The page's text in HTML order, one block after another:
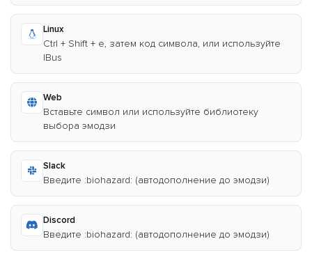
Linux
Ctrl + Shift + e, затем код символа, или используйте
IBus
Web
Вставьте символ или используйте библиотеку
выбора эмодзи
Slack
Введите :biohazard: (автодополнение до эмодзи)
Discord
Введите :biohazard: (автодополнение до эмодзи)